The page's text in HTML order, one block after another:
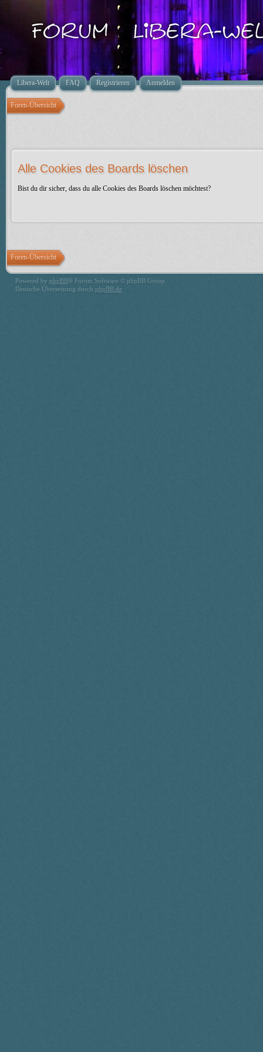
Libera-Welt FAQ Registrieren Anmelden
Foren-Übersicht
Alle Cookies des Boards löschen
Bist du dir sicher, dass du alle Cookies des Boards löschen möchtest?
Foren-Übersicht
Powered by phpBB® Forum Software © phpBB Group
Deutsche Übersetzung durch phpBB.de